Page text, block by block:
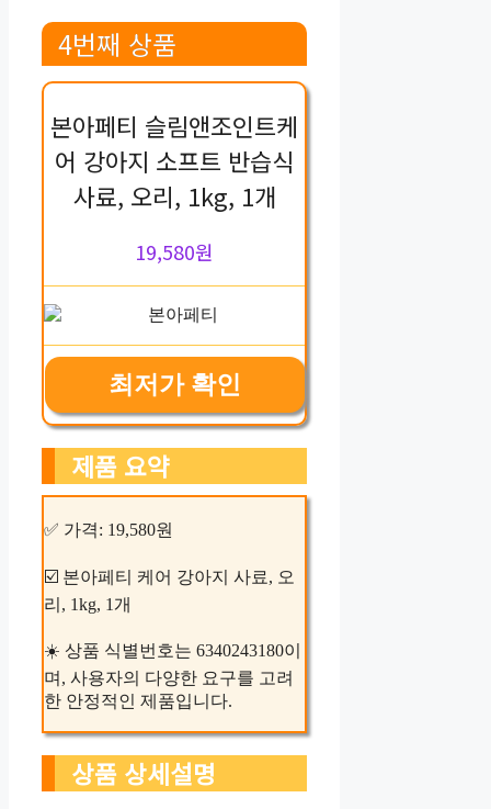
4번째 상품
본아페티 슬림앤조인트케
어 강아지 소프트 반습식
사료, 오리, 1kg, 1개
19,580원
최저가 확인
제품 요약
✅ 가격: 19,580원
☑️ 본아페티 케어 강아지 사료, 오
리, 1kg, 1개
☀️ 상품 식별번호는 6340243180이
며, 사용자의 다양한 요구를 고려
한 안정적인 제품입니다.
상품 상세설명